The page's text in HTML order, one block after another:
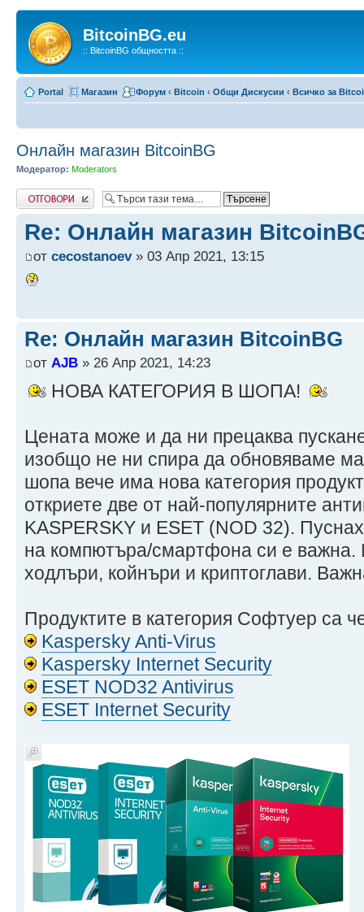
BitcoinBG.eu
:: BitcoinBG общността ::
Portal Магазин Форум ‹ Bitcoin ‹ Общи Дискусии ‹ Всичко за
Онлайн магазин BitcoinBG
Модератор: Moderators
Write comments
Re: Онлайн магазин
от cecostanoev» 03 Апр 2021, 13:15
Re: Онлайн магазин BitcoinBG
от AJB » 26 Апр 2021, 14:23
НОВА КАТЕГОРИЯ В ШОПА!
Цената може и да ни прецаква
изобщо не ни спира да обновяваме
шопа вече има нова категория
откриете две от най-популярните
KASPERSKY и ESET (NOD 32).
на компютъра/смартфона си е
ходлъри, койнъри и криптоглави.
Продуктите в категория Софтуер са
Kaspersky Anti-Virus
Kaspersky Internet Security
ESET NOD32 Antivirus
ESET Internet Security